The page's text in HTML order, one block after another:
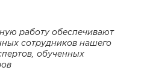
работу обеспечивают
сотрудников нашего
обученных